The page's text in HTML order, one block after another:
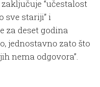
“učestalost
sve stariji” i
za deset godina
jednostavno zato što
nema odgovora”.